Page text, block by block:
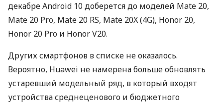
декабре Android 10 доберется до моделей Mate 20,
Mate 20 Pro, Mate 20 RS, Mate 20X (4G), Honor 20,
Honor 20 Pro и Honor V20.
Других смартфонов в списке не оказалось.
Вероятно, Huawei не намерена больше обновлять
устаревший модельный ряд, в который входят
устройства среднеценового и бюджетного